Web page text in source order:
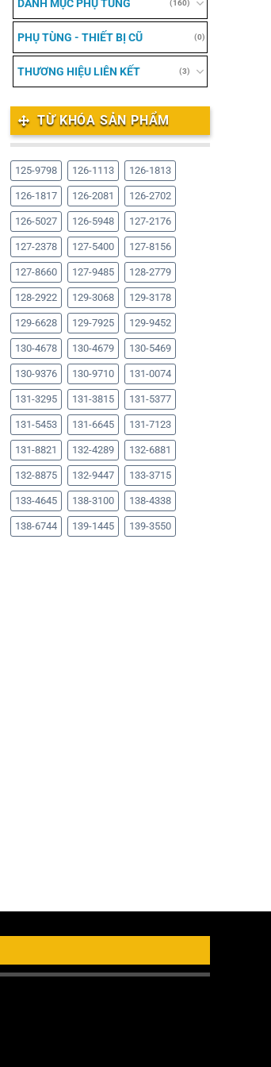
DANH MỤC PHỤ TÙNG (160)
PHỤ TÙNG - THIẾT BỊ CŨ (0)
THƯƠNG HIỆU LIÊN KẾT (3)
TỪ KHÓA SẢN PHẨM
125-9798 126-1113 126-1813
126-1817 126-2081 126-2702
126-5027 126-5948 127-2176
127-2378 127-5400 127-8156
127-8660 127-9485 128-2779
128-2922 129-3068 129-3178
129-6628 129-7925 129-9452
130-4678 130-4679 130-5469
130-9376 130-9710 131-0074
131-3295 131-3815 131-5377
131-5453 131-6645 131-7123
131-8821 132-4289 132-6881
132-8875 132-9447 133-3715
133-4645 138-3100 138-4338
138-6744 139-1445 139-3550